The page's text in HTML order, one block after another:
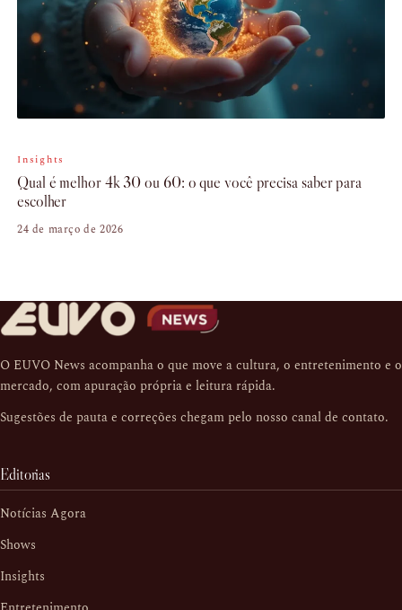
Insights
Qual é melhor 4k 30 ou 60: o que você precisa saber para
escolher
24 de março de 2026
O EUVO News acompanha o que move a cultura, o entretenimento e o
mercado, com apuração própria e leitura rápida.
Sugestões de pauta e correções chegam pelo nosso canal de contato.
Editorias
Notícias Agora
Shows
Insights